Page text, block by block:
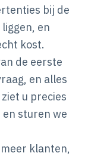
bij de
en
kost.
de eerste
en alles
u precies
sturen we
klanten,